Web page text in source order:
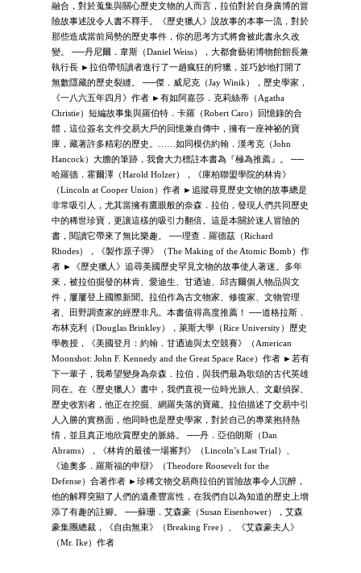
融合，對於蒐集與關心歷史文物的人而言，拉伯對於自身廣博的冒
險故事述說令人書不釋手。《歷史獵人》說故事的本事一流，對於
那些造成當前局勢的歷史事件，你的思考方式將會被此書永久改
變。 ──丹尼爾．韋斯（Daniel Weiss），大都會藝術博物館館長兼
執行長 ►拉伯帶領讀者進行了一趟瘋狂的狩獵，並巧妙地打開了
無數隱藏的歷史裂縫。 ──傑．威尼克（Jay Winik），歷史學家，
《一八六五年四月》作者 ►有如阿嘉莎．克莉絲蒂（Agatha
Christie）短編故事集與羅伯特．卡羅（Robert Caro）回憶錄的合
體，這位簽名文件交易大戶的回憶兼自傳中，擁有一座神祕的寶
庫，藏著許多精彩的歷史。……如同模仿約翰．漢考克（John
Hancock）大膽的筆跡，我會大力標註本書為『極為推薦』。 ──
哈羅德．霍爾澤（Harold Holzer），《庫柏聯盟學院的林肯》
（Lincoln at Cooper Union）作者 ►追蹤尋覓歷史文物的故事總是
非常吸引人，尤其當擁有鷹眼般的奈森．拉伯，發現人們共同歷史
中的稀世珍寶，更讓這樣的吸引力翻倍。這是本關於迷人冒險的
書，閱讀它帶來了無比樂趣。 ──理查．羅德茲（Richard
Rhodes），《製作原子彈》（The Making of the Atomic Bomb）作
者 ►《歷史獵人》追尋美國歷史罕見文物的故事使人著迷。多年
來，被拉伯掘發的林肯、愛迪生、甘迺迪、邱吉爾個人物品與文
件，屢屢登上國際新聞。拉伯作為古文物家、修復家、文物管理
者、田野調查家的經歷非凡。本書值得高度推薦！ ──道格拉斯．
布林克利（Douglas Brinkley），萊斯大學（Rice University）歷史
學教授，《美國登月：約翰．甘迺迪與太空競賽》（American
Moonshot: John F. Kennedy and the Great Space Race）作者 ►若有
下一輩子，我希望變身為奈森．拉伯，與我們最為歌頌的古代英雄
同在。在《歷史獵人》書中，我們直視一位時光旅人、文獻偵探、
歷史收割者，他正在挖掘、網羅失落的寶藏。拉伯描述了交易中引
人入勝的實務面，他同時也是歷史學家，對於自己的專業抱持熱
情，並且真正地欣賞歷史的脈絡。 ──丹．亞伯朗斯（Dan
Abrams），《林肯的最後一場審判》（Lincoln’s Last Trial）、
《迪奧多．羅斯福的申辯》（Theodore Roosevelt for the
Defense）合著作者 ►珍稀文物交易商拉伯的冒險故事令人沉醉，
他的解釋突顯了人們的遺產豐富性，在我們自以為知道的歷史上增
添了有趣的註腳。 ──蘇珊．艾森豪（Susan Eisenhower），艾森
豪集團總裁，《自由無束》（Breaking Free）、《艾森豪夫人》
（Mr. Ike）作者